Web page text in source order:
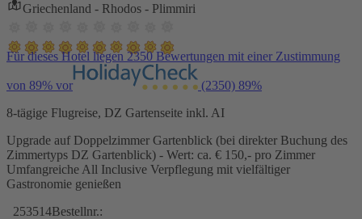
Griechenland - Rhodos - Plimmiri
Für dieses Hotel liegen 2350 Bewertungen mit einer Zustimmung
von 89% vor (2350) 89%
8-tägige Flugreise, DZ Gartenseite inkl. AI
Upgrade auf Doppelzimmer Gartenblick (bei direkter Buchung des
Zimmertyps DZ Gartenblick) - Wert: ca. € 150,- pro Zimmer
Umfangreiche All Inclusive Verpflegung mit vielfältiger
Gastronomie genießen
253514Bestellnr.: